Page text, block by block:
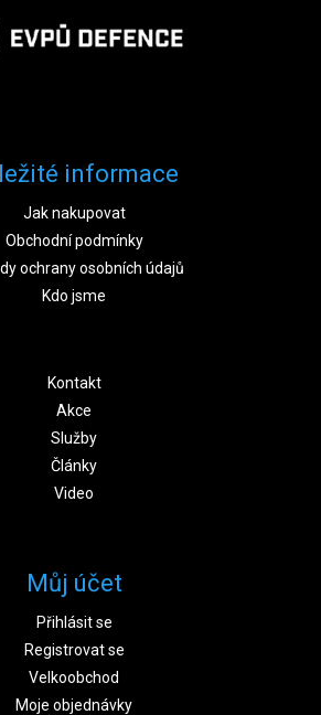
informace
Jak nakupovat
Obchodní podmínky
ochrany osobních údajů
Kdo jsme
Kontakt
Akce
Služby
Články
Video
Můj účet
Přihlásit se
Registrovat se
Velkoobchod
Moje objednávky